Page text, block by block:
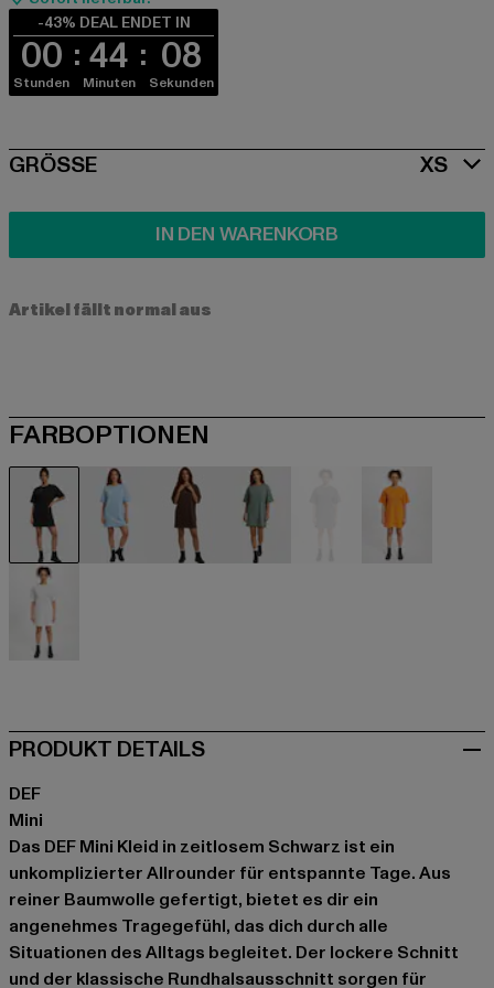
-43% DEAL ENDET IN
00
Stunden
44
Minuten
08
Sekunden
SIZE
GRÖSSE XS
IN DEN WARENKORB
Artikel fällt normal aus
FARBOPTIONEN
schwarz
PRODUKT DETAILS
DEF
Mini
Das DEF Mini Kleid in zeitlosem Schwarz ist ein
unkomplizierter Allrounder für entspannte Tage. Aus
reiner Baumwolle gefertigt, bietet es dir ein
angenehmes Tragegefühl, das dich durch alle
Situationen des Alltags begleitet. Der lockere Schnitt
und der klassische Rundhalsausschnitt sorgen für